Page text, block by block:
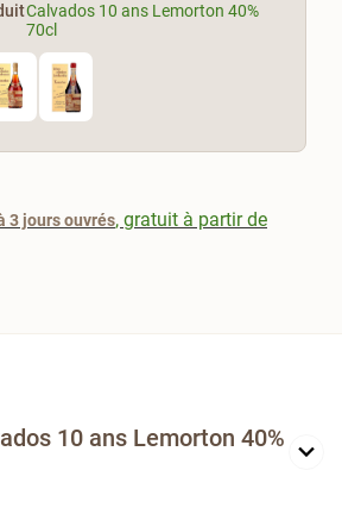
Calvados 10 ans Lemorton 40%
70cl
3 jours ouvrés, gratuit à partir de
10 ans Lemorton 40%